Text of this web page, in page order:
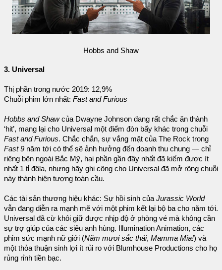
Hobbs and Shaw
3. Universal
Thị phần trong nước 2019: 12,9%
Chuỗi phim lớn nhất: Fast and Furious
Hobbs and Shawcủa Dwayne Johnson đang rất chắc ăn thành
‘hit’, mang lại cho Universal một điểm đòn bẩy khác trong chuỗi
Fast and Furious. Chắc chắn, sự vắng mặt của The Rock trong
Fast 9 năm tới có thể sẽ ảnh hưởng đến doanh thu chung — chỉ
riêng bên ngoài Bắc Mỹ, hai phần gần đây nhất đã kiếm được ít
nhất 1 tỉ đôla, nhưng hãy ghi công cho Universal đã mở rộng chuỗi
này thành hiện tượng toàn cầu.
Các tài sản thương hiệu khác: Sự hồi sinh của Jurassic World
vẫn đang diễn ra mạnh mẽ với một phim kết lại bộ ba cho năm tới.
Universal đã cừ khôi giữ được nhịp độ ở phòng vé mà không cần
sự trợ giúp của các siêu anh hùng. Illumination Animation, các
phim sức mạnh nữ giới (Năm mươi sắc thái, Mamma Mia!) và
một thỏa thuận sinh lợi ít rủi ro với Blumhouse Productions cho họ
rủng rỉnh tiền bạc.